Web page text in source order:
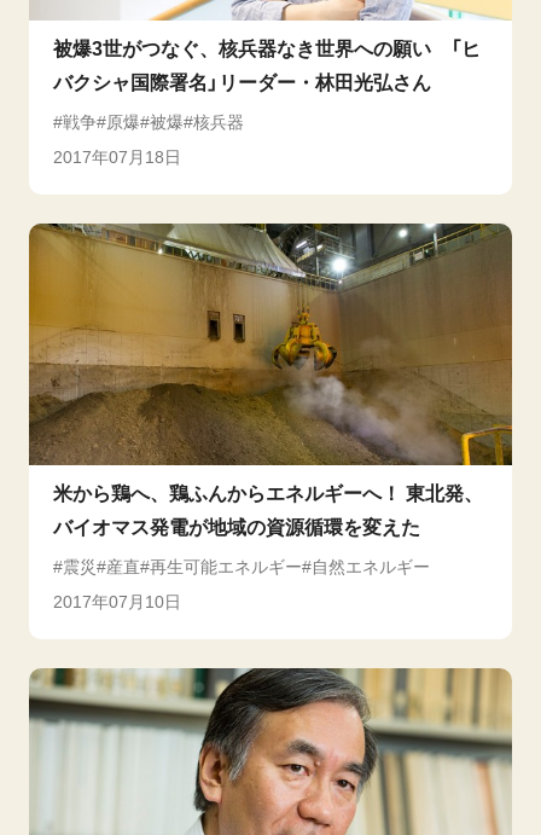
被爆3世がつなぐ、核兵器なき世界への願い 「ヒ
バクシャ国際署名」リーダー・林田光弘さん
戦争 原爆 被爆 核兵器
2017年07月18日
米から鶏へ、鶏ふんからエネルギーへ！ 東北発、
バイオマス発電が地域の資源循環を変えた
震災 産直 再生可能エネルギー
自然エネルギー
2017年07月10日